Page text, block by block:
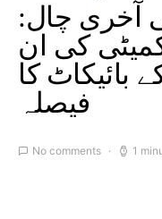
آخری چال:
کی ان
بائیکاٹ کا
فیصلہ
No comments 1